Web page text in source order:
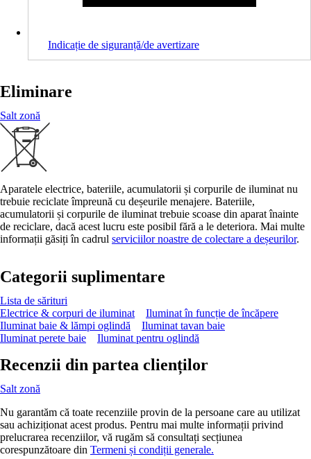
Indicație de siguranță/de avertizare
Eliminare
Salt zonă
Aparatele electrice, bateriile, acumulatorii și corpurile de iluminat nu
trebuie reciclate împreună cu deșeurile menajere. Bateriile,
acumulatorii și corpurile de iluminat trebuie scoase din aparat înainte
de reciclare, dacă acest lucru este posibil fără a le deteriora. Mai multe
informații găsiți în cadrul serviciilor noastre de colectare a deșeurilor.
Categorii suplimentare
Lista de sărituri
Electrice & corpuri de iluminat
Iluminat în funcție de încăpere
Iluminat baie & lămpi oglindă
Iluminat tavan baie
Iluminat perete baie
Iluminat pentru oglindă
Recenzii din partea clienților
Salt zonă
Nu garantăm că toate recenziile provin de la persoane care au utilizat
sau achiziționat acest produs. Pentru mai multe informații privind
prelucrarea recenziilor, vă rugăm să consultați secțiunea
corespunzătoare din Termeni și condiții generale.